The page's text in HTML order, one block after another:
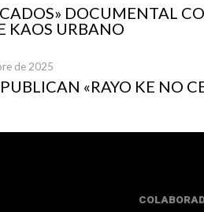
DOCUMENTAL
KAOS URBANO
de 2025
«RAYO KE NO